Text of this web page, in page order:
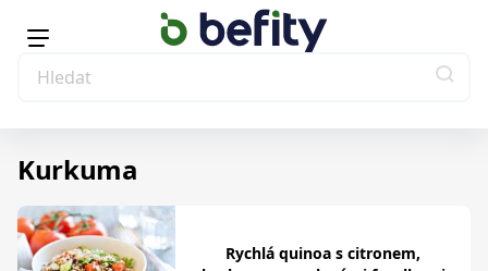
Kurkuma
Rychlá quinoa s citronem,